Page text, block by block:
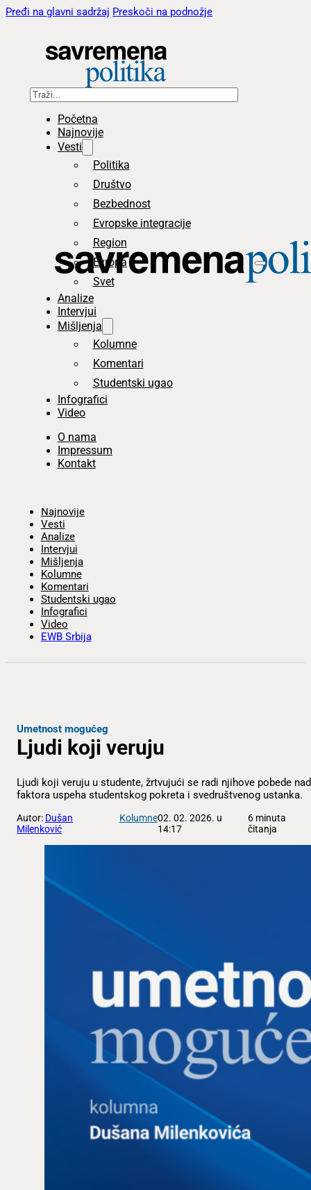
Pređi na glavni sadržaj Preskoči na podnožje
Pretraga
Početna
Najnovije
Vesti
Politika
Društvo
Bezbednost
Evropske integracije
Region
Evropa
Svet
Analize
Intervjui
Mišljenja
Kolumne
Komentari
Studentski ugao
Infografici
Video
O nama
Impressum
Kontakt
Najnovije
Vesti
Analize
Intervjui
Mišljenja
Kolumne
Komentari
Studentski ugao
Infografici
Video
EWB Srbija
Umetnost mogućeg
Ljudi koji veruju
Ljudi koji veruju u studente, žrtvujući se radi njihove pobede
faktora uspeha studentskog pokreta i svedruštvenog ustanka.
Autor: Dušan
Milenković
Kolumne02. 02. 2026. u
14:17
6 minuta
čitanja